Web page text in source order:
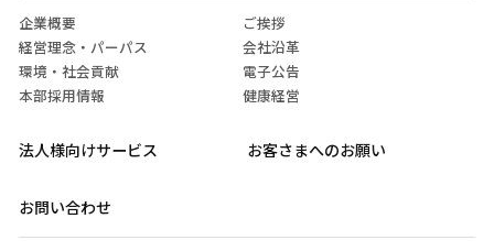
企業概要
ご挨拶
経営理念・パーパス
会社沿革
環境・社会貢献
電子公告
本部採用情報
健康経営
法人様向けサービス お客さまへのお願い
お問い合わせ